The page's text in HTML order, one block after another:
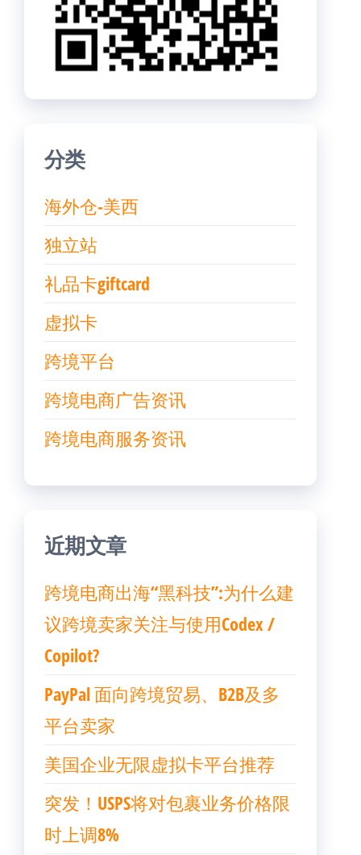
分类
海外仓-美西
独立站
礼品卡giftcard
虚拟卡
跨境平台
跨境电商广告资讯
跨境电商服务资讯
近期文章
跨境电商出海“黑科技”:为什么建
议跨境卖家关注与使用Codex /
Copilot?
PayPal 面向跨境贸易、B2B及多
平台卖家
美国企业无限虚拟卡平台推荐
突发！USPS将对包裹业务价格限
时上调8%